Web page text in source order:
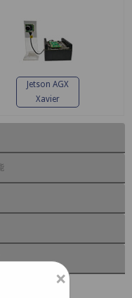
Jetson AGX
Xavier
×